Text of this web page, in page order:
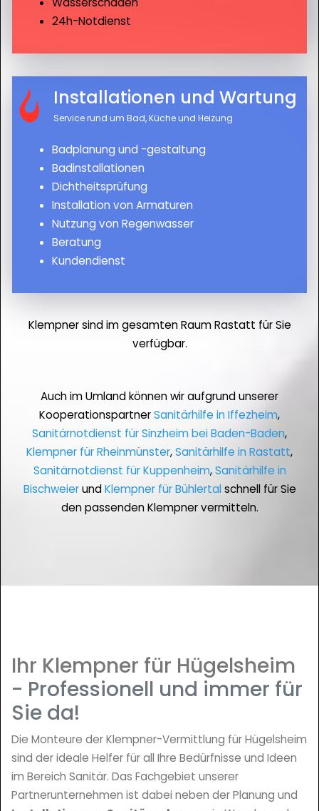
24h-Notdienst
Installationen und Wartung
Service rund um Bad, Küche und Heizung
Badplanung und -gestaltung
Badinstallationen
Dichtheitsprüfung
Installation von Armaturen
Nutzung von Regenwasser
Beratung
Kundendienst
Klempner sind im gesamten Raum Rastatt für Sie
verfügbar.
Auch im Umland können wir aufgrund unserer
KooperationspartnerSanitärhilfe in Iffezheim,
Sanitärnotdienst für Sinzheim bei Baden-Baden,
Klempner für Rheinmünster,Sanitärhilfe in Rastatt,
Sanitärnotdienst für Kuppenheim,Sanitärhilfe in
BischweierundKlempner für Bühlertal schnell für Sie
den passenden Klempner vermitteln.
Ihr Klempner für Hügelsheim
- Professionell und immer für
Sie da!
Die Monteure der Klempner-Vermittlung für Hügelsheim
sind der ideale Helfer für all Ihre Bedürfnisse und Ideen
im Bereich Sanitär. Das Fachgebiet unserer
Partnerunternehmen ist dabei neben der Planung und